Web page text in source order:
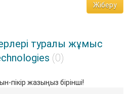
Жіберу
туралы жұмыс
(0)
пікір жазыңыз бірінші!